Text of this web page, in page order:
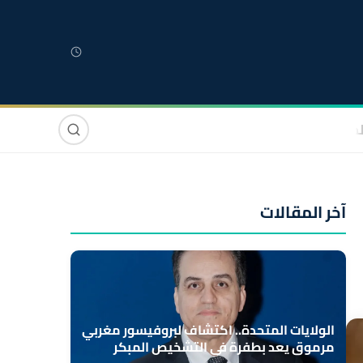
صوت وصورة
آخر المقالات
الولايات المتحدة.. اكتشاف لبروفيسور مغربي
مرموق يعد بطفرة في التشخيص المبكر